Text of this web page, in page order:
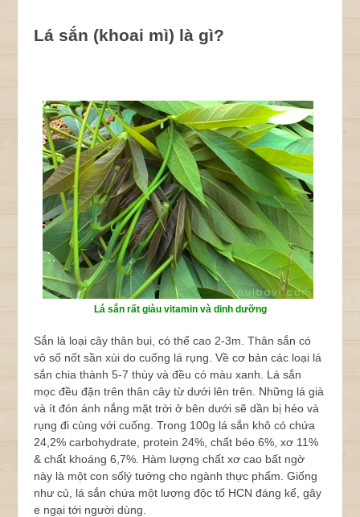
Lá sắn (khoai mì) là gì?
Lá sắn rất giàu vitamin và dinh dưỡng
Sắn là loại cây thân bụi, có thể cao 2-3m. Thân sắn có
vô số nốt sần xùi do cuống lá rụng. Về cơ bản các loại lá
sắn chia thành 5-7 thùy và đều có màu xanh. Lá sắn
mọc đều đặn trên thân cây từ dưới lên trên. Những lá già
và ít đón ánh nắng mặt trời ở bên dưới sẽ dần bị héo và
rụng đi cùng với cuống. Trong 100g lá sắn khô có chứa
24,2% carbohydrate, protein 24%, chất béo 6%, xơ 11%
& chất khoáng 6,7%. Hàm lượng chất xơ cao bất ngờ
này là một con sốlý tưởng cho ngành thực phẩm. Giống
như củ, lá sắn chứa một lượng độc tố HCN đáng kể, gây
e ngại tới người dùng.